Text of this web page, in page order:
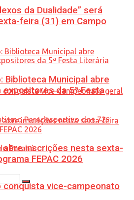
conquista vice-campeonato
da Dualidade” será
feira (31) em Campo
Biblioteca Municipal abre
expositores da 5ª Festa
abre inscrições nesta sexta-
FEPAC 2026